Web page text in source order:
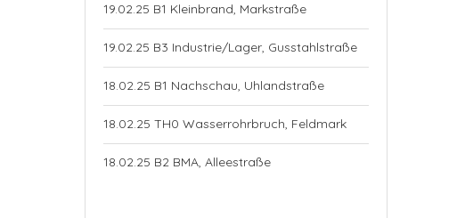
19.02.25 B1 Kleinbrand, Markstraße
19.02.25 B3 Industrie/Lager, Gusstahlstraße
18.02.25 B1 Nachschau, Uhlandstraße
18.02.25 TH0 Wasserrohrbruch, Feldmark
18.02.25 B2 BMA, Alleestraße